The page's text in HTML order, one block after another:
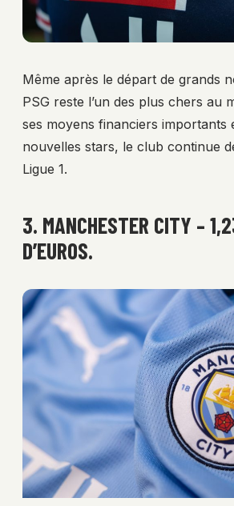
Même après le départ de grands
PSG reste l’un des plus chers au
ses moyens financiers importants
nouvelles stars, le club continue
Ligue 1.
3. MANCHESTER CITY –
D’EUROS.